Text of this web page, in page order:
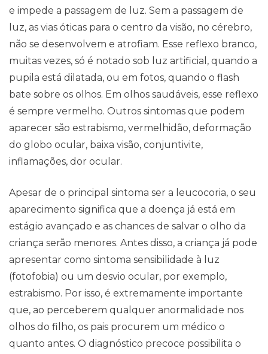
e impede a passagem de luz. Sem a passagem de
luz, as vias óticas para o centro da visão, no cérebro,
não se desenvolvem e atrofiam. Esse reflexo branco,
muitas vezes, só é notado sob luz artificial, quando a
pupila está dilatada, ou em fotos, quando o flash
bate sobre os olhos. Em olhos saudáveis, esse reflexo
é sempre vermelho. Outros sintomas que podem
aparecer são estrabismo, vermelhidão, deformação
do globo ocular, baixa visão, conjuntivite,
inflamações, dor ocular.
Apesar de o principal sintoma ser a leucocoria, o seu
aparecimento significa que a doença já está em
estágio avançado e as chances de salvar o olho da
criança serão menores. Antes disso, a criança já pode
apresentar como sintoma sensibilidade à luz
(fotofobia) ou um desvio ocular, por exemplo,
estrabismo. Por isso, é extremamente importante
que, ao perceberem qualquer anormalidade nos
olhos do filho, os pais procurem um médico o
quanto antes. O diagnóstico precoce possibilita o